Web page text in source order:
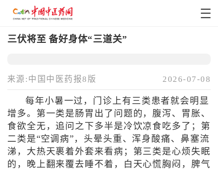
三伏将至 备好身体“三道关”
来源:中国中医药报8版 2026-07-08
每年小暑一过，门诊上有三类患者就会明显
增多。第一类是肠胃出了问题的，腹泻、胃胀、
食欲全无，追问之下多半是冷饮凉食吃多了；第
二类是“空调病”，头晕头重、浑身酸痛、鼻塞流
涕，大热天裹着外套来看病；第三类是心烦失眠
的，晚上翻来覆去睡不着，白天心慌胸闷，脾气